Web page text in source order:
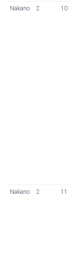
Nakano 2 10
Nakano 2 11